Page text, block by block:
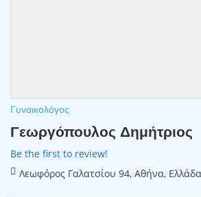
Γυναικολόγος
Γεωργόπουλος Δημήτριος
Be the first to review!
Λεωφόρος Γαλατσίου 94, Αθήνα, Ελλάδα